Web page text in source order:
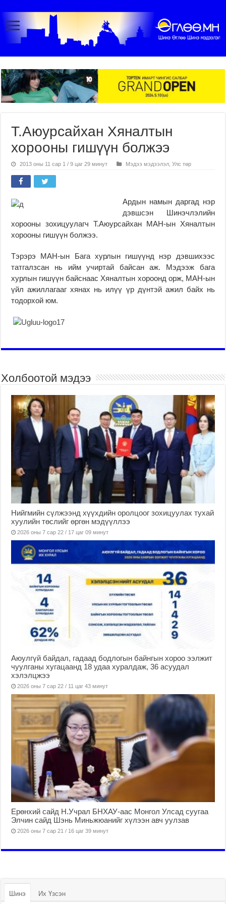
Т.Аюурсайхан Хяналтын
хорооны гишүүн болжээ
2013 оны 11 сар 1 / 9 цаг 29 минут Мэдээ мэдээлэл ,Улс төр
Ардын намын даргад нэр
дэвшсэн Шинэчлэлийн
хорооны зохицуулагч Т.Аюурсайхан МАН-ын Хяналтын
хорооны гишүүн болжээ.
Тэрэрэ МАН-ын Бага хурлын гишүүнд нэр дэвшихээс
татгалзсан нь ийм учиртай байсан аж. Мэдээж бага
хурлын гишүүн байснаас Хяналтын хороонд орж, МАН-ын
үйл ажиллагааг хянах нь илүү үр дүнтэй ажил байх нь
тодорхой юм.
Холбоотой мэдээ
Нийгмийн сүлжээнд хүүхдийн оролцоог зохицуулах тухай
хуулийн төслийг өргөн мэдүүллээ
2026 оны 7 сар 22 / 17 цаг 09 минут
Аюулгүй байдал, гадаад бодлогын байнгын хороо ээлжит
чуулганы хугацаанд 18 удаа хуралдаж, 36 асуудал
хэлэлцжээ
2026 оны 7 сар 22 / 11 цаг 43 минут
Ерөнхий сайд Н.Учрал БНХАУ-аас Монгол Улсад суугаа
Элчин сайд Шэнь Миньжюанийг хүлээн авч уулзав
2026 оны 7 сар 21 / 16 цаг 39 минут
Шинэ Их Үзсэн